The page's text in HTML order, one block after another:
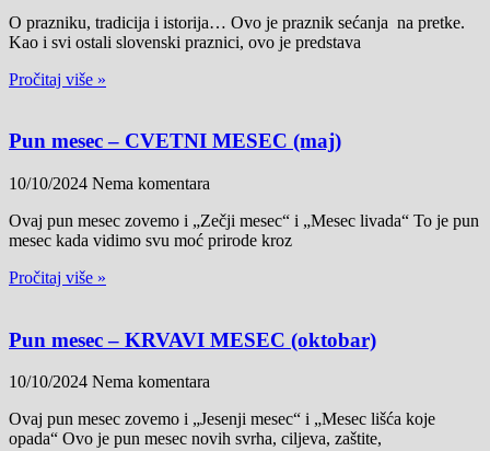
O prazniku, tradicija i istorija… Ovo je praznik sećanja na pretke.
Kao i svi ostali slovenski praznici, ovo je predstava
Pročitaj više »
Pun mesec – CVETNI MESEC (maj)
10/10/2024 Nema komentara
Ovaj pun mesec zovemo i „Zečji mesec“ i „Mesec livada“ To je pun
mesec kada vidimo svu moć prirode kroz
Pročitaj više »
Pun mesec – KRVAVI MESEC (oktobar)
10/10/2024 Nema komentara
Ovaj pun mesec zovemo i „Jesenji mesec“ i „Mesec lišća koje
opada“ Ovo je pun mesec novih svrha, ciljeva, zaštite,